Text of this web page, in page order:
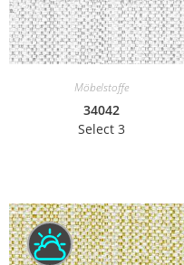
Möbelstoffe
34042
Select 3